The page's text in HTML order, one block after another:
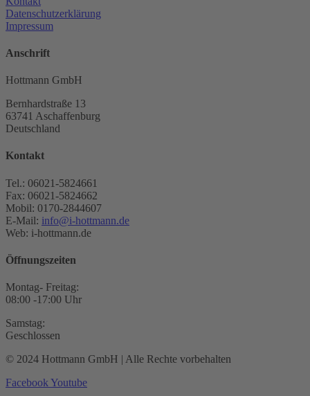
Datenschutzerklärung
Impressum
Anschrift
Hottmann GmbH
Bernhardstraße 13
63741 Aschaffenburg
Deutschland
Kontakt
Tel.: 06021-5824661
Fax: 06021-5824662
Mobil: 0170-2844607
E-Mail: info@i-hottmann.de
Web: i-hottmann.de
Öffnungszeiten
Montag- Freitag:
08:00 -17:00 Uhr
Samstag:
Geschlossen
© 2024 Hottmann GmbH | Alle Rechte vorbehalten
Facebook Youtube